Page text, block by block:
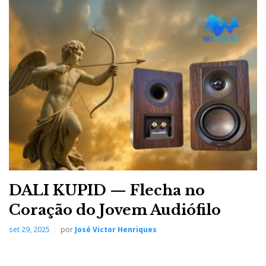
DALI KUPID — Flecha no
Coração do Jovem Audiófilo
set 29, 2025 por José Victor Henriques